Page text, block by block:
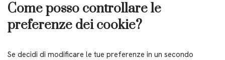
Come posso controllare le
preferenze dei cookie?
Se decidi di modificare le tue preferenze in un secondo